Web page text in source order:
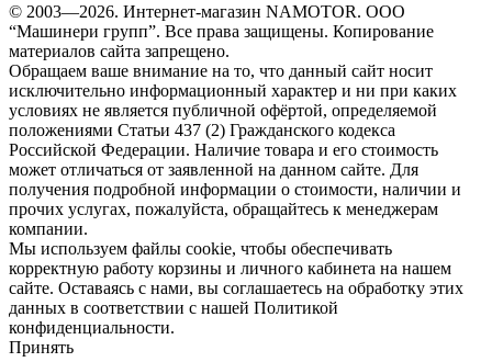
© 2003—2026. Интернет-магазин NAMOTOR. ООО
“Машинери групп”. Все права защищены. Копирование
материалов сайта запрещено.
Обращаем ваше внимание на то, что данный сайт носит
исключительно информационный характер и ни при каких
условиях не является публичной офёртой, определяемой
положениями Статьи 437 (2) Гражданского кодекса
Российской Федерации. Наличие товара и его стоимость
может отличаться от заявленной на данном сайте. Для
получения подробной информации о стоимости, наличии и
прочих услугах, пожалуйста, обращайтесь к менеджерам
компании.
Мы используем файлы cookie, чтобы обеспечивать
корректную работу корзины и личного кабинета на нашем
сайте. Оставаясь с нами, вы соглашаетесь на обработку этих
данных в соответствии с нашей Политикой
конфиденциальности.
Принять